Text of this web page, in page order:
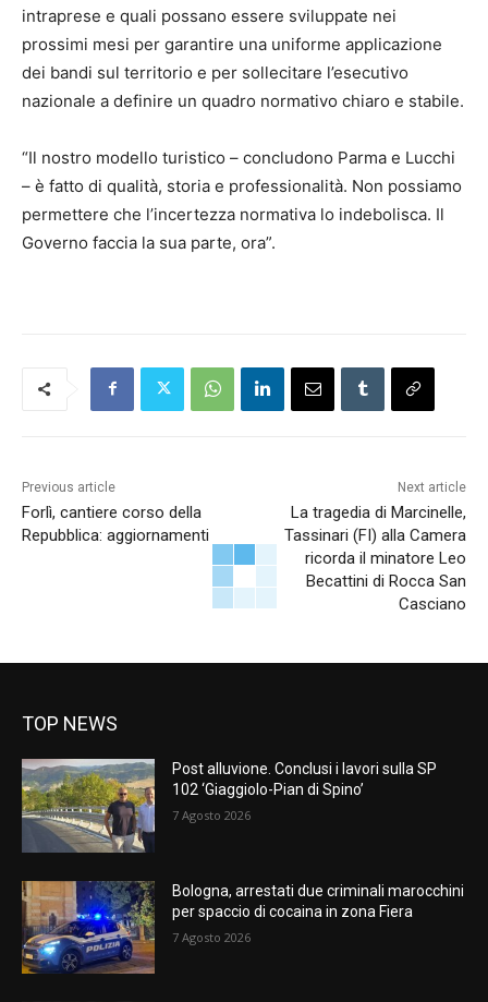
intraprese e quali possano essere sviluppate nei
prossimi mesi per garantire una uniforme applicazione
dei bandi sul territorio e per sollecitare l’esecutivo
nazionale a definire un quadro normativo chiaro e stabile.
“Il nostro modello turistico – concludono Parma e Lucchi
– è fatto di qualità, storia e professionalità. Non possiamo
permettere che l’incertezza normativa lo indebolisca. Il
Governo faccia la sua parte, ora”.
Previous article
Forlì, cantiere corso della
Repubblica: aggiornamenti
Next article
La tragedia di Marcinelle,
Tassinari (FI) alla Camera
ricorda il minatore Leo
Becattini di Rocca San
Casciano
TOP NEWS
Post alluvione. Conclusi i lavori sulla SP
102 ‘Giaggiolo-Pian di Spino’
7 Agosto 2026
Bologna, arrestati due criminali marocchini
per spaccio di cocaina in zona Fiera
7 Agosto 2026